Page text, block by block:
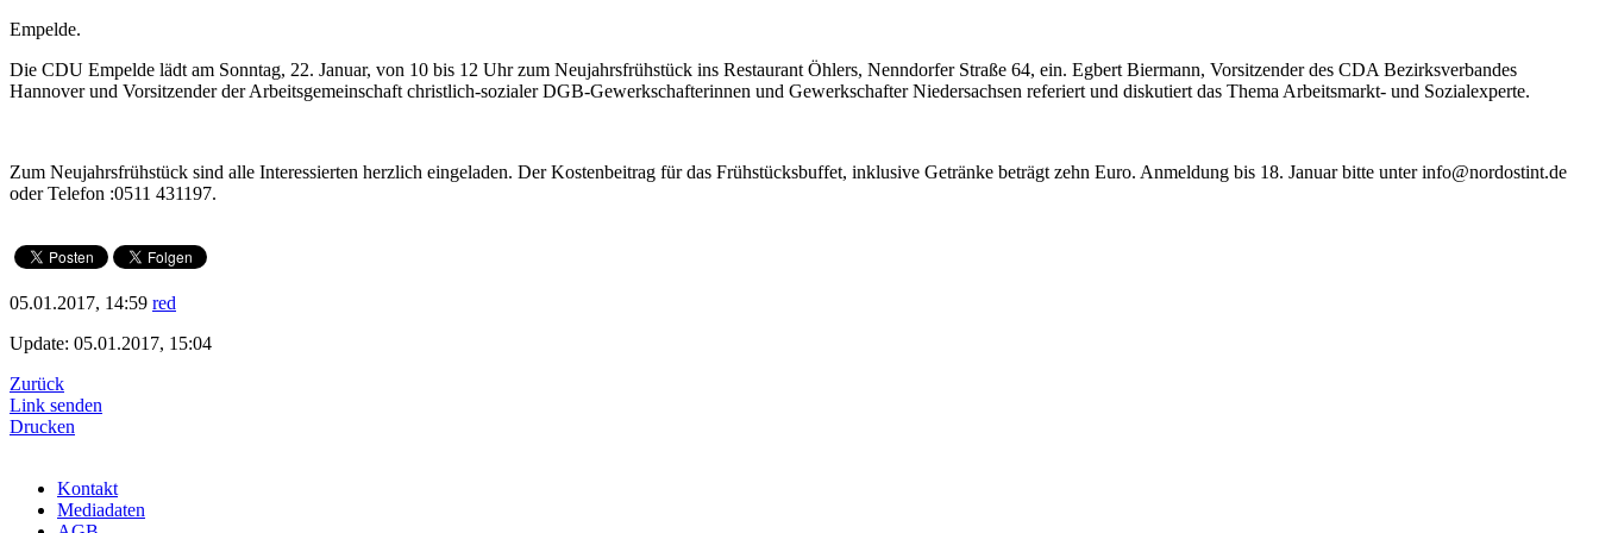
Empelde.
Die CDU Empelde lädt am Sonntag, 22. Januar, von 10 bis 12 Uhr zum Neujahrsfrühstück ins Restaurant Öhlers, Nenndorfer Straße 64, ein. Egbert Biermann, Vorsitzender des CDA Bezirksverbandes
Hannover und Vorsitzender der Arbeitsgemeinschaft christlich-sozialer DGB-Gewerkschafterinnen und Gewerkschafter Niedersachsen referiert und diskutiert das Thema Arbeitsmarkt- und Sozialexperte.
Zum Neujahrsfrühstück sind alle Interessierten herzlich eingeladen. Der Kostenbeitrag für das Frühstücksbuffet, inklusive Getränke beträgt zehn Euro. Anmeldung bis 18. Januar bitte unter info@nordostint.de
oder Telefon :0511 431197.
05.01.2017, 14:59 red
Update: 05.01.2017, 15:04
Zurück
Link senden
Drucken
Kontakt
Mediadaten